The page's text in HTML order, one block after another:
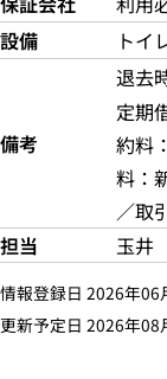
設備
トイ
備考
退去
定期
約料
料：
／取
担当
玉井
情報登録日 2026年
更新予定日 2026年08